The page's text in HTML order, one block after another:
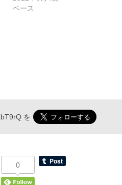
ベース
を
0